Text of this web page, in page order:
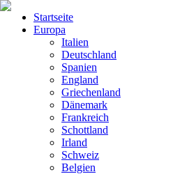
Startseite
Europa
Italien
Deutschland
Spanien
England
Griechenland
Dänemark
Frankreich
Schottland
Irland
Schweiz
Belgien